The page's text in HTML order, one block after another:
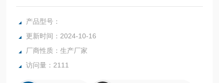
变面积流量测量仪表，它具有体积小，检测范围大，使用方便
等特点，他可用来测量液体、气体以及蒸汽的流量，特别适宜
产品型号：
更新时间：2024-10-16
厂商性质：生产厂家
访问量：2111